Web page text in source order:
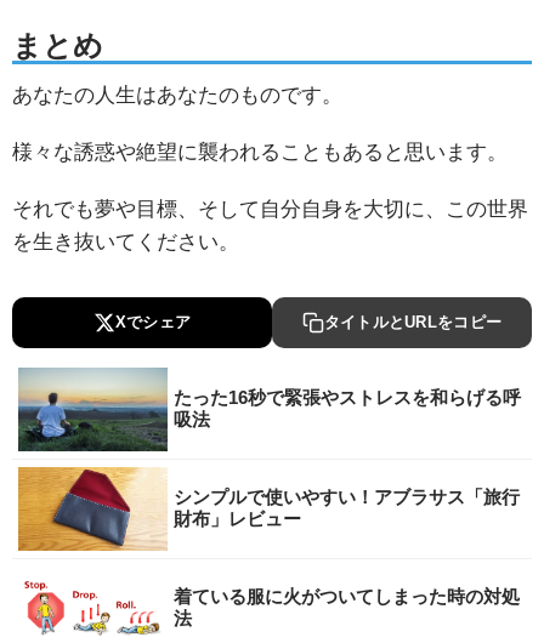
まとめ
あなたの人生はあなたのものです。
様々な誘惑や絶望に襲われることもあると思います。
それでも夢や目標、そして自分自身を大切に、この世界
を生き抜いてください。
Xでシェア タイトルとURLをコピー
たった16秒で緊張やストレスを和らげる呼
吸法
シンプルで使いやすい！アブラサス「旅行
財布」レビュー
着ている服に火がついてしまった時の対処
法